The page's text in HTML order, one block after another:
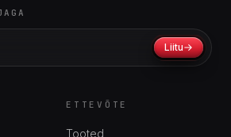
Liitu
ETTEVÕTE
Tooted